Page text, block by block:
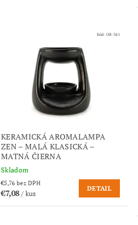
Kód:OB-341
KERAMICKÁ AROMALAMPA
ZEN – MALÁ KLASICKÁ –
MATNÁ ČIERNA
Skladom
€5,76 bez DPH
€7,08/ kus
DETAIL